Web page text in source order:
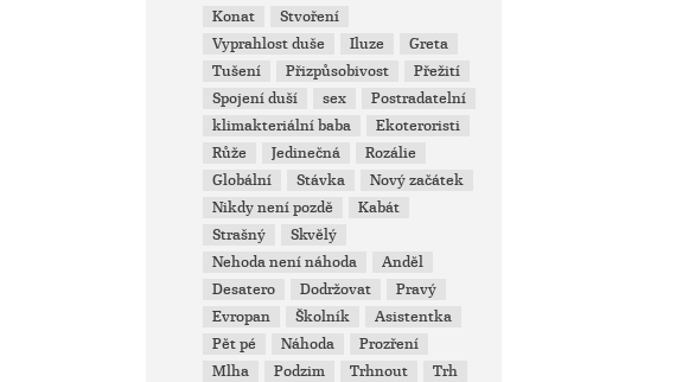
Konat
Stvoření
Vyprahlost duše
Iluze
Greta
Tušení
Přizpůsobivost
Přežití
Spojení duší
sex
Postradatelní
klimakteriální baba
Ekoteroristi
Růže
Jedinečná
Rozálie
Globální
Stávka
Nový začátek
Nikdy není pozdě
Kabát
Strašný
Skvělý
Nehoda není náhoda
Anděl
Desatero
Dodržovat
Pravý
Evropan
Školník
Asistentka
Pět pé
Náhoda
Prozření
Mlha
Podzim Trhnout
Trh